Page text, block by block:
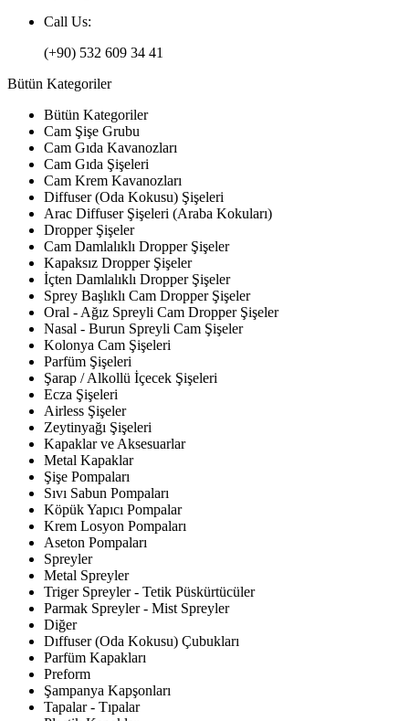
Call Us:
(+90) 532 609 34 41
Bütün Kategoriler
Bütün Kategoriler
Cam Şişe Grubu
Cam Gıda Kavanozları
Cam Gıda Şişeleri
Cam Krem Kavanozları
Diffuser (Oda Kokusu) Şişeleri
Arac Diffuser Şişeleri (Araba Kokuları)
Dropper Şişeler
Cam Damlalıklı Dropper Şişeler
Kapaksız Dropper Şişeler
İçten Damlalıklı Dropper Şişeler
Sprey Başlıklı Cam Dropper Şişeler
Oral - Ağız Spreyli Cam Dropper Şişeler
Nasal - Burun Spreyli Cam Şişeler
Kolonya Cam Şişeleri
Parfüm Şişeleri
Şarap / Alkollü İçecek Şişeleri
Ecza Şişeleri
Airless Şişeler
Zeytinyağı Şişeleri
Kapaklar ve Aksesuarlar
Metal Kapaklar
Şişe Pompaları
Sıvı Sabun Pompaları
Köpük Yapıcı Pompalar
Krem Losyon Pompaları
Aseton Pompaları
Spreyler
Metal Spreyler
Triger Spreyler - Tetik Püskürtücüler
Parmak Spreyler - Mist Spreyler
Diğer
Dıffuser (Oda Kokusu) Çubukları
Parfüm Kapakları
Preform
Şampanya Kapşonları
Tapalar - Tıpalar